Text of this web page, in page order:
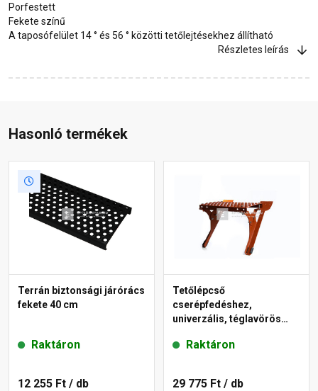
Porfestett
Fekete színű
A taposófelület 14 ° és 56 ° közötti tetőlejtésekhez állítható
Részletes leírás
Hasonló termékek
Terrán biztonsági járórács
fekete 40 cm
Raktáron
12 255 Ft / db
Tetőlépcső
cserépfedéshez,
univerzális, téglavörös
Raktáron
29 775 Ft / db